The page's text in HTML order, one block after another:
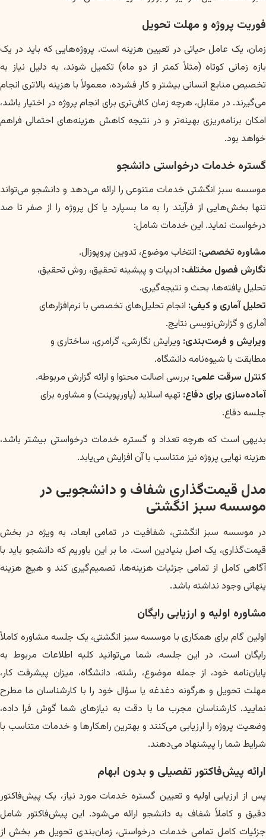
فوریت پروژه و مهلت تحویل
زمان، یک عامل حیاتی در تعیین هزینه است. پروژه‌هایی که باید در یک
بازه زمانی کوتاه (مثلاً کمتر از دو ماه) تکمیل شوند، به دلیل نیاز به
تخصیص منابع انسانی بیشتر و کار فشرده، معمولاً با هزینه بالاتری انجام
می‌گیرند. در مقابل، هرچه زمان کافی‌تری برای انجام پروژه در اختیار باشد،
امکان برنامه‌ریزی بهینه‌تر و در نتیجه کاهش هزینه‌های احتمالی فراهم
خواهد بود.
گستره خدمات درخواستی دانشجو
موسسه سبز انگشتی خدمات متنوعی را ارائه می‌دهد و دانشجو می‌تواند
تنها بخش‌هایی از فرآیند را به ما بسپارد یا کل پروژه را از صفر تا صد
درخواست نماید. این خدمات شامل:
مشاوره تخصصی: انتخاب موضوع، تدوین پروپوزال.
نگارش فصول مختلف: ادبیات و پیشینه تحقیق، روش تحقیق،
تحلیل یافته‌ها، بحث و نتیجه‌گیری.
تحلیل آماری و کیفی: انجام تحلیل‌های تخصصی با نرم‌افزارهای
آماری و گزارش‌نویسی نتایج.
ویرایش و فرمت‌بندی: ویرایش نگارشی، گرامری، ساختاری و
مطابقت با شیوه‌نامه دانشگاه.
کنترل سرقت علمی: بررسی اصالت محتوا و ارائه گزارش مربوطه.
آماده‌سازی برای دفاع: تهیه اسلاید (پاورپوینت) و مشاوره برای
جلسه دفاع.
بدیهی است که هرچه تعداد و گستره خدمات درخواستی بیشتر باشد،
هزینه نهایی پروژه نیز متناسب با آن افزایش می‌یابد.
مدل قیمت‌گذاری شفاف و دانشجویی در
موسسه سبز انگشتی
در موسسه سبز انگشتی، شفافیت در تمامی ابعاد، به ویژه در بخش
قیمت‌گذاری، یک اصل بنیادین است. ما بر این باوریم که دانشجو باید با
آگاهی کامل از تمامی جزئیات هزینه‌ها، تصمیم‌گیری کند و هیچ هزینه
پنهانی وجود نداشته باشد.
مشاوره اولیه و ارزیابی رایگان
اولین گام برای همکاری با موسسه سبز انگشتی، یک جلسه مشاوره کاملاً
رایگان است. در این جلسه، شما می‌توانید کلیه اطلاعات مربوط به
پایان‌نامه خود، از جمله موضوع، رشته، دانشگاه، میزان پیشرفت کار،
مهلت تحویل و هرگونه دغدغه یا سؤال خود را با کارشناسان ما مطرح
نمایید. کارشناسان مجرب ما با دقت به نیازهای شما گوش فرا داده،
وضعیت پروژه را ارزیابی می‌کنند و بهترین راهکارها و خدمات متناسب با
شرایط شما را پیشنهاد می‌دهند.
ارائه پیش‌فاکتور تفصیلی و بدون ابهام
پس از ارزیابی اولیه و تعیین گستره خدمات مورد نیاز، یک پیش‌فاکتور
دقیق و کاملاً شفاف به دانشجو ارائه می‌شود. این پیش‌فاکتور شامل
جزئیات کامل تمامی خدمات درخواستی، زمان‌بندی تحویل هر بخش از